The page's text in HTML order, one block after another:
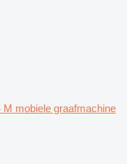
M mobiele graafmachine